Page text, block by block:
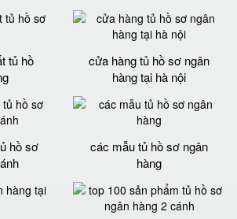
tủ hồ
cửa hàng tủ hồ sơ ngân
hàng tại hà nội
hồ sơ
các mẫu tủ hồ sơ ngân
hàng